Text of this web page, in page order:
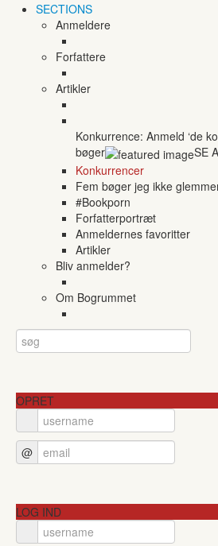
SECTIONS
Anmeldere
Forfattere
Artikler
Konkurrence: Anmeld ‘de
bøger
SE
Konkurrencer
Fem bøger jeg ikke
#Bookporn
Forfatterportræt
Anmeldernes favoritter
Artikler
Bliv anmelder?
Om Bogrummet
OPRET
@
LOG IND